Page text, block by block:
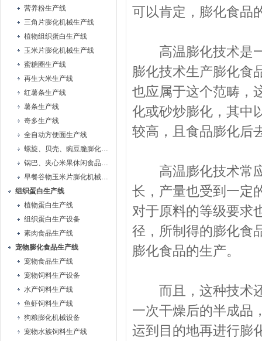
营养粉生产线
三角片膨化机械生产线
植物组织蛋白生产线
玉米片膨化机械生产线
蜜糖圈生产线
再生大米生产线
红薯条生产线
薯条生产线
奇多生产线
全自动方便面生产线
螺旋、贝壳、豌豆脆膨化机械设备生产线
锅巴、夹心米果休闲食品生产线
早餐谷物玉米片膨化机械生产线
组织蛋白生产线
植物蛋白生产线
组织蛋白生产设备
素肉食品生产线
宠物膨化食品生产线
宠物食品生产线
宠物饲料生产设备
水产饲料生产线
鱼虾饲料生产线
狗粮膨化机械设备
宠物水族饲料生产线
可以肯定，膨化食品
高温膨化技术是一
膨化技术生产膨化食
也应属于这个范畴，
化或砂炒膨化，其中
较高，且食品膨化后
高温膨化技术常应
长，产量也受到一定
对于原料的等级要求
径，所制得的膨化食
膨化食品的生产。
而且，这种技术还
一次干燥后的半成品
运到目的地再进行膨